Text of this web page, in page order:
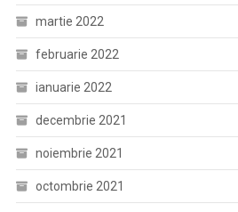
martie 2022
februarie 2022
ianuarie 2022
decembrie 2021
noiembrie 2021
octombrie 2021